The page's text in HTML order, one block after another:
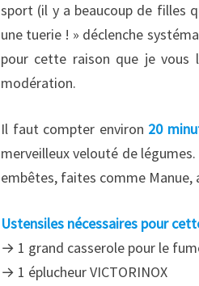
sport (il y a beaucoup de filles
une tuerie ! » déclenche
pour cette raison que je vous
modération.
Il faut compter environ 20
merveilleux velouté de
embêtes, faites comme Manue,
Ustensiles nécessaires pour
→ 1 grand casserole pour le
→ 1 éplucheur VICTORINOX